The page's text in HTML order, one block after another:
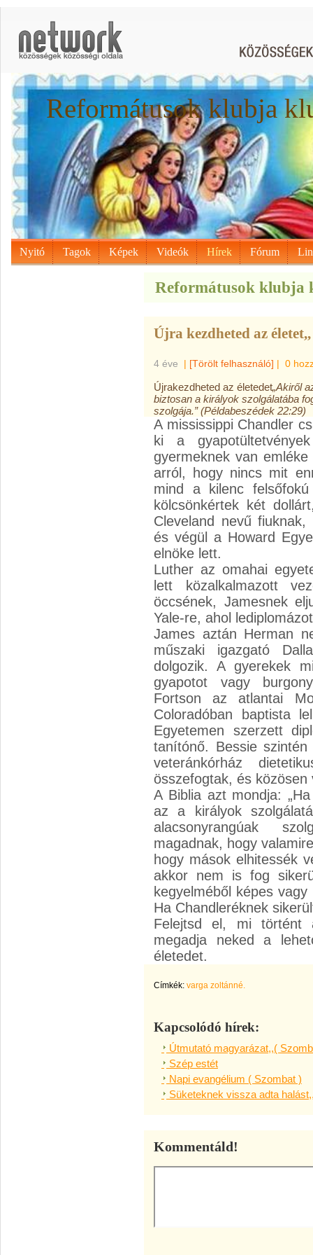
Reformátusok klubja
Nyitó Tagok Képek Videók Hírek Fórum
Reformátusok klubja
Újra kezdheted az életet,,
4 éve | [Törölt felhasználó] | 0
Újrakezdheted az életedet„Akiről
biztosan a királyok szolgálatába
szolgája.” (Példabeszédek 22:29)
A mississippi Chandler
ki a
gyermeknek van
arról, hogy nincs mit
mind a kilenc
kölcsönkértek két
Cleveland nevű
és végül a Howard
elnöke lett.
Luther az omahai
lett közalkalmazott
öccsének, Jamesnek
Yale-re, ahol
James aztán Herman
műszaki igazgató
dolgozik. A gyerekek
gyapotot vagy
Fortson az atlantai
Coloradóban baptista
Egyetemen szerzett
tanítónő. Bessie
veteránkórház
összefogtak, és
A Biblia azt mondja:
az a királyok
alacsonyrangúak
magadnak, hogy
hogy mások elhitessék
akkor nem is fog
kegyelméből képes
Ha Chandleréknek
Felejtsd el, mi történt
megadja neked a
életedet.
Címkék: varga zoltánné.
Kapcsolódó hírek:
Útmutató magyarázat,,(
Szép estét
Napi evangélium ( Szombat )
Süketeknek vissza adta
Kommentáld!